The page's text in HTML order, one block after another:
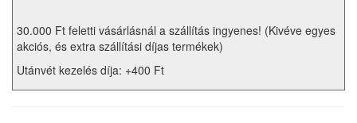
30.000 Ft feletti vásárlásnál a szállítás ingyenes! (Kivéve egyes
akciós, és extra szállítási díjas termékek)
Utánvét kezelés díja: +400 Ft